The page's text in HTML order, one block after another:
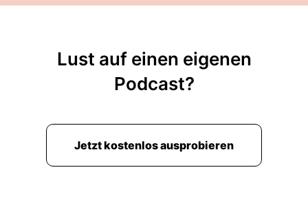
Lust auf einen eigenen
Podcast?
Jetzt kostenlos ausprobieren